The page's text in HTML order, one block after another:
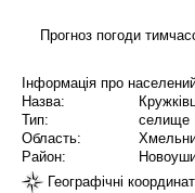
Прогноз погоди
Інформація про
Назва:
Тип:
селище
Область:
Район:
Географічні